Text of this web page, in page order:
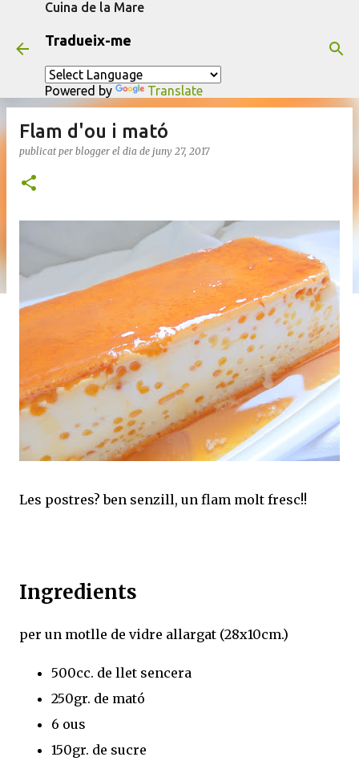
Cuina de la Mare
Tradueix-me
Powered by Translate
Flam d'ou i mató
publicat per blogger el dia de juny 27, 2017
Les postres? ben senzill, un flam molt fresc!!
Ingredients
per un motlle de vidre allargat (28x10cm.)
500cc. de llet sencera
250gr. de mató
6 ous
150gr. de sucre